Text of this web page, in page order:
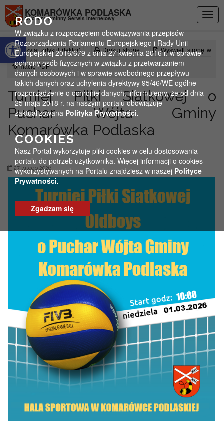
Otwórz pasek narzędzi
KOMARÓWKA PODLASKA
Oficjalny gminny Serwis Internetowy
Czytaj artykuł (lektor) Drukuj stronę Wyświetl stronę w
formacie PDF
Turniej Piłki Siatkowej o
Puchar Wójta Gminy
Komarówka Podlaska
27 lutego 2026
RODO
W związku z rozpoczęciem obowiązywania przepisów
Rozporządzenia Parlamentu Europejskiego i Rady Unii
Europejskiej 2016/679 z dnia 27 kwietnia 2016 r. w sprawie
ochrony osób fizycznych w związku z przetwarzaniem
danych osobowych i w sprawie swobodnego przepływu
takich danych oraz uchylenia dyrektywy 95/46/WE ogólne
rozporządzenie o ochronie danych, informujemy, że od dnia
25 maja 2018 r. na naszym portalu obowiązuje
zaktualizowana Polityka Prywatności.
COOKIES
Nasz Portal wykorzytuje pliki cookies w celu dostosowania
portalu do potrzeb użytkownika. Więcej informacji o cookies
wykorzystywanych na Portalu znajdziesz w naszej Polityce
Prywatności.
Zgadzam się